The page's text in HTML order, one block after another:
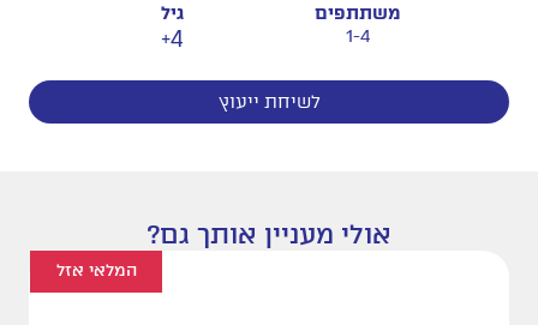
משתתפים
1-4
גיל
4+
לשיחת ייעוץ
אולי מעניין אותך גם?
המלאי אזל